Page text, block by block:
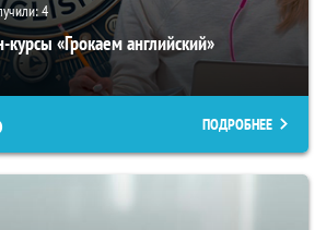
4
курсы «Грокаем английский»
ПОДРОБНЕЕ